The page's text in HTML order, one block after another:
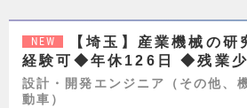
NEW
【埼玉】産業機械の
経験可◆年休126日 ◆残業少
設計・開発エンジニア（その他、
動車）